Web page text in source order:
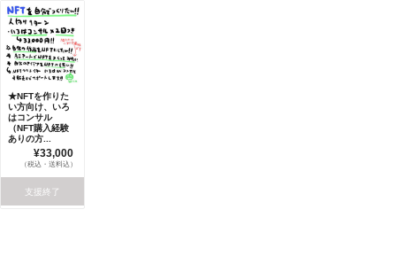
★NFTを作りた
い方向け、いろ
はコンサル
（NFT購入経験
ありの方...
¥33,000
（税込・送料込）
支援終了